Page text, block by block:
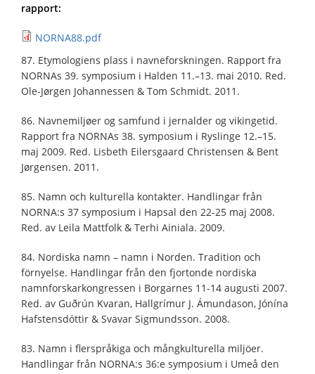
rapport:
NORNA88.pdf
87. Etymologiens plass i navneforskningen. Rapport fra
NORNAs 39. symposium i Halden 11.–13. mai 2010. Red.
Ole-Jørgen Johannessen & Tom Schmidt. 2011.
86. Navnemiljøer og samfund i jernalder og vikingetid.
Rapport fra NORNAs 38. symposium i Ryslinge 12.–15.
maj 2009. Red. Lisbeth Eilersgaard Christensen & Bent
Jørgensen. 2011.
85. Namn och kulturella kontakter. Handlingar från
NORNA:s 37 symposium i Hapsal den 22-25 maj 2008.
Red. av Leila Mattfolk & Terhi Ainiala. 2009.
84. Nordiska namn ­– namn i Norden. Tradition och
förnyelse. Handlingar från den fjortonde nordiska
namnforskarkongressen i Borgarnes 11-14 augusti 2007.
Red. av Guðrún Kvaran, Hallgrímur J. Ámundason, Jónína
Hafstensdóttir & Svavar Sigmundsson. 2008.
83. Namn i flerspråkiga och mångkulturella miljöer.
Handlingar från NORNA:s 36:e symposium i Umeå den